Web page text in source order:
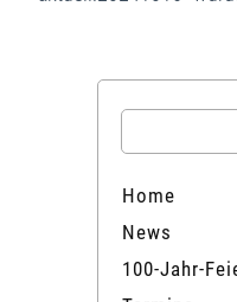
Home
News
100-Jahr-